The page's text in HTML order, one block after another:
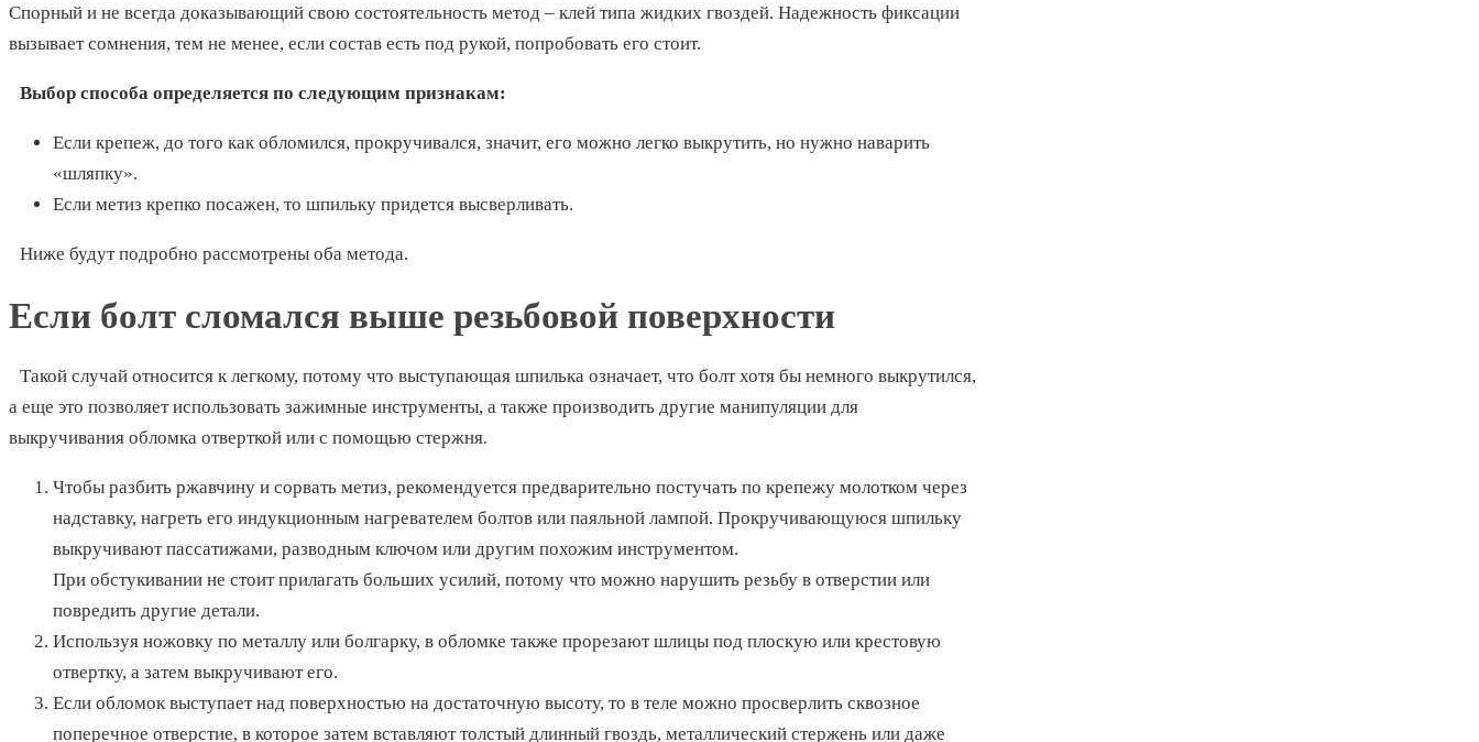
Спорный и не всегда доказывающий свою состоятельность метод – клей типа жидких гвоздей. Надежность фиксации
вызывает сомнения, тем не менее, если состав есть под рукой, попробовать его стоит.
Выбор способа определяется по следующим признакам:
Если крепеж, до того как обломился, прокручивался, значит, его можно легко выкрутить, но нужно наварить
«шляпку».
Если метиз крепко посажен, то шпильку придется высверливать.
Ниже будут подробно рассмотрены оба метода.
Если болт сломался выше резьбовой поверхности
Такой случай относится к легкому, потому что выступающая шпилька означает, что болт хотя бы немного выкрутился,
а еще это позволяет использовать зажимные инструменты, а также производить другие манипуляции для
выкручивания обломка отверткой или с помощью стержня.
Чтобы разбить ржавчину и сорвать метиз, рекомендуется предварительно постучать по крепежу молотком через
надставку, нагреть его индукционным нагревателем болтов или паяльной лампой. Прокручивающуюся шпильку
выкручивают пассатижами, разводным ключом или другим похожим инструментом.
При обстукивании не стоит прилагать больших усилий, потому что можно нарушить резьбу в отверстии или
повредить другие детали.
Используя ножовку по металлу или болгарку, в обломке также прорезают шлицы под плоскую или крестовую
отвертку, а затем выкручивают его.
Если обломок выступает над поверхностью на достаточную высоту, то в теле можно просверлить сквозное
поперечное отверстие, в которое затем вставляют толстый длинный гвоздь, металлический стержень или даже